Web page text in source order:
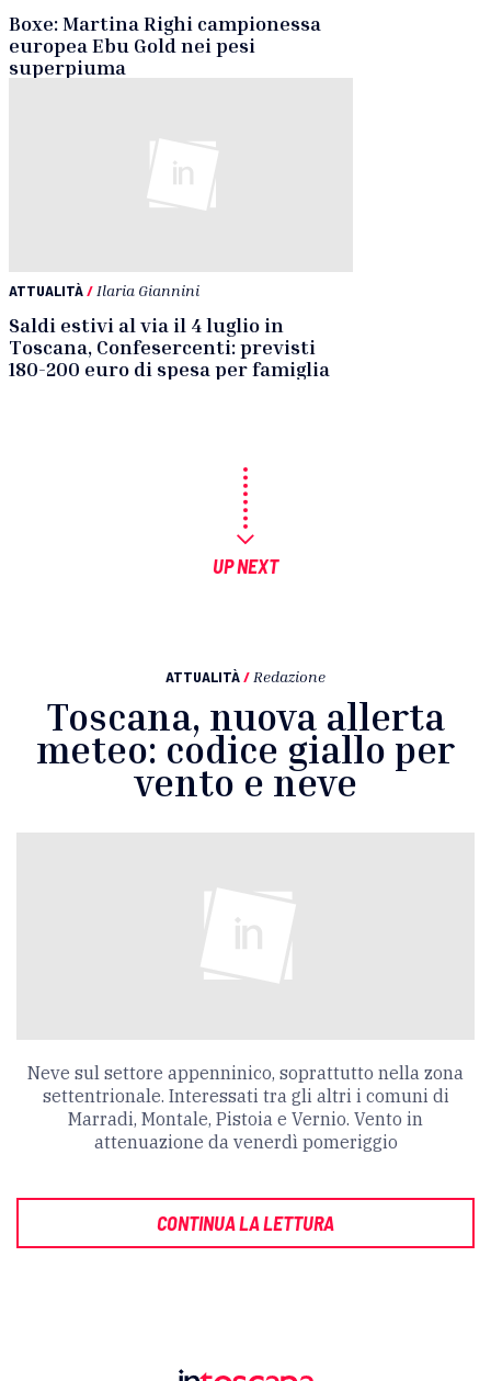
Boxe: Martina Righi campionessa
europea Ebu Gold nei pesi
superpiuma
ATTUALITÀ/ Ilaria Giannini
Saldi estivi al via il 4 luglio in
Toscana, Confesercenti: previsti
180-200 euro di spesa per famiglia
UP NEXT
ATTUALITÀ/ Redazione
Toscana, nuova allerta
meteo: codice giallo per
vento e neve
Neve sul settore appenninico, soprattutto nella zona
settentrionale. Interessati tra gli altri i comuni di
Marradi, Montale, Pistoia e Vernio. Vento in
attenuazione da venerdì pomeriggio
CONTINUA LA LETTURA